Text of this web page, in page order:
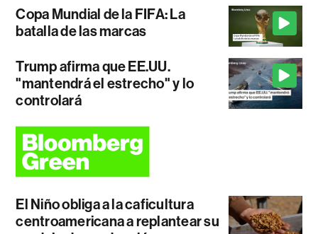
Copa Mundial de la FIFA: La
batalla de las marcas
Trump afirma que EE.UU.
"mantendrá el estrecho" y lo
controlará
El Niño obliga a la caficultura
centroamericana a replantear su